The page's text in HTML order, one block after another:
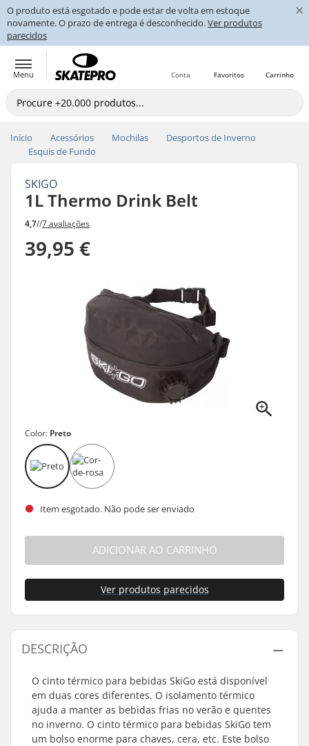
O produto está esgotado e pode estar de volta em estoque
novamente. O prazo de entrega é desconhecido.Ver produtos
parecidos
×
Menu Carrinho
Favoritos
Conta
Início Acessórios Mochilas
Desportos de Inverno
Esquis de Fundo
SKIGO
1L Thermo Drink Belt
4,7//7 avaliações
39,95 €
Color: Preto
Item esgotado. Não pode ser enviado
ADICIONAR AO CARRINHO
Ver produtos parecidos
DESCRIÇÃO
O cinto térmico para bebidas SkiGo está disponível
em duas cores diferentes. O isolamento térmico
ajuda a manter as bebidas frias no verão e quentes
no inverno. O cinto térmico para bebidas SkiGo tem
um bolso enorme para chaves, cera, etc. Este bolso